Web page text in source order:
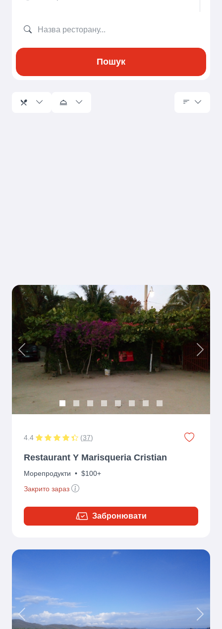
Пошук
Previous Next
4.4 (37)
Restaurant Y Marisqueria Cristian
Морепродукти • $100+
Закрито зараз
Забронювати
Previous Next